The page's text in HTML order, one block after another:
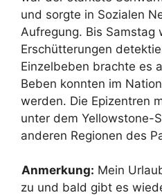
und sorgte in Sozialen
Aufregung. Bis Samstag
Erschütterungen
Einzelbeben brachte es
Beben konnten im
werden. Die Epizentren
unter dem Yellowstone-
anderen Regionen des
Anmerkung: Mein
zu und bald gibt es